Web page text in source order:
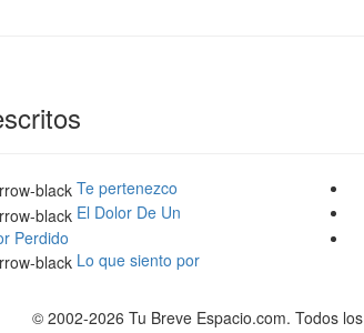
Te pertenezco
El Dolor De Un
Perdido
Lo que siento por
© 2002-2026 Tu Breve Espacio.com. Todos